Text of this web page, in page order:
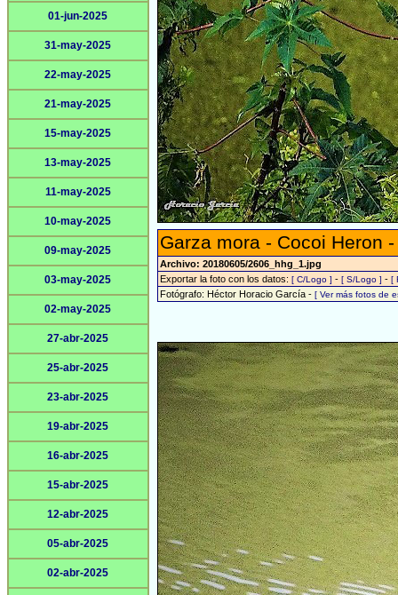
01-jun-2025
31-may-2025
22-may-2025
21-may-2025
15-may-2025
13-may-2025
11-may-2025
10-may-2025
09-may-2025
03-may-2025
02-may-2025
27-abr-2025
25-abr-2025
23-abr-2025
19-abr-2025
16-abr-2025
15-abr-2025
12-abr-2025
05-abr-2025
02-abr-2025
Garza mora - Cocoi Heron
Archivo: 20180605/2606_hhg_1.jpg
Exportar la foto con los datos: [ C/Logo ] - [ S/Logo ] - [
Fotógrafo: Héctor Horacio García - [ Ver más fotos de